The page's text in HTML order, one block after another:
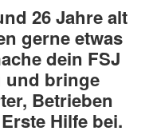
26 Jahre alt
gerne etwas
dein FSJ
und bringe
Betrieben
Hilfe bei.